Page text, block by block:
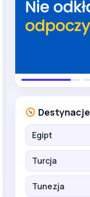
Destynacje
Egipt
Turcja
Tunezja